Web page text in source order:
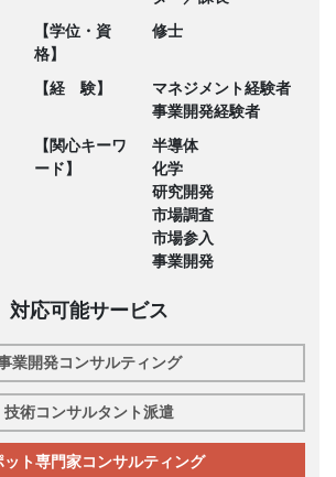
【学位・資
格】
修士
【経 験】
マネジメント経験者
事業開発経験者
【関心キーワ
ード】
半導体
化学
研究開発
市場調査
市場参入
事業開発
対応可能サービス
業開発コンサルティング
技術コンサルタント派遣
ット専門家コンサルティング